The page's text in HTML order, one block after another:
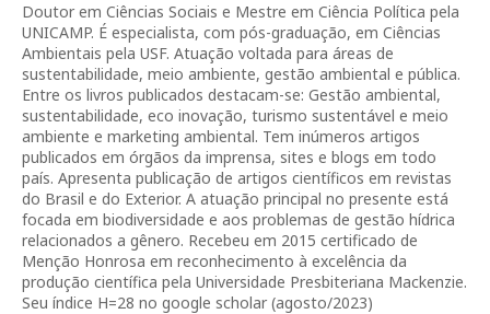
Doutor em Ciências Sociais e Mestre em Ciência Política pela
UNICAMP. É especialista, com pós-graduação, em Ciências
Ambientais pela USF. Atuação voltada para áreas de
sustentabilidade, meio ambiente, gestão ambiental e pública.
Entre os livros publicados destacam-se: Gestão ambiental,
sustentabilidade, eco inovação, turismo sustentável e meio
ambiente e marketing ambiental. Tem inúmeros artigos
publicados em órgãos da imprensa, sites e blogs em todo
país. Apresenta publicação de artigos científicos em revistas
do Brasil e do Exterior. A atuação principal no presente está
focada em biodiversidade e aos problemas de gestão hídrica
relacionados a gênero. Recebeu em 2015 certificado de
Menção Honrosa em reconhecimento à excelência da
produção científica pela Universidade Presbiteriana Mackenzie.
Seu índice H=28 no google scholar (agosto/2023)